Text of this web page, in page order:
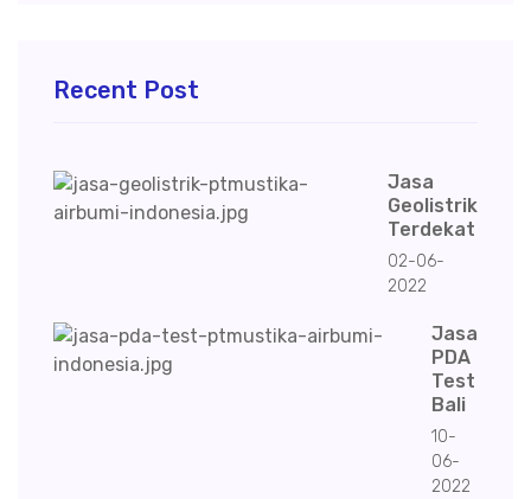
Recent Post
Jasa
Geolistrik
Terdekat
02-06-
2022
Jasa
PDA
Test
Bali
10-
06-
2022